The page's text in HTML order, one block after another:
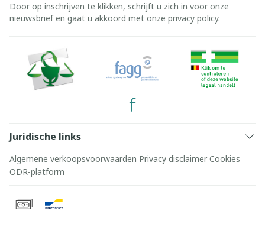
Door op inschrijven te klikken, schrijft u zich in voor onze
nieuwsbrief en gaat u akkoord met onze privacy policy.
Juridische links
Algemene verkoopsvoorwaarden Privacy disclaimer Cookies
ODR-platform